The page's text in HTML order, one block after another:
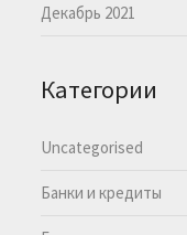
Декабрь 2021
Категории
Uncategorised
Банки и кредиты